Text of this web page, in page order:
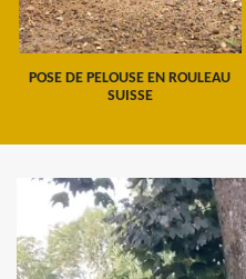
POSE DE PELOUSE EN ROULEAU
SUISSE